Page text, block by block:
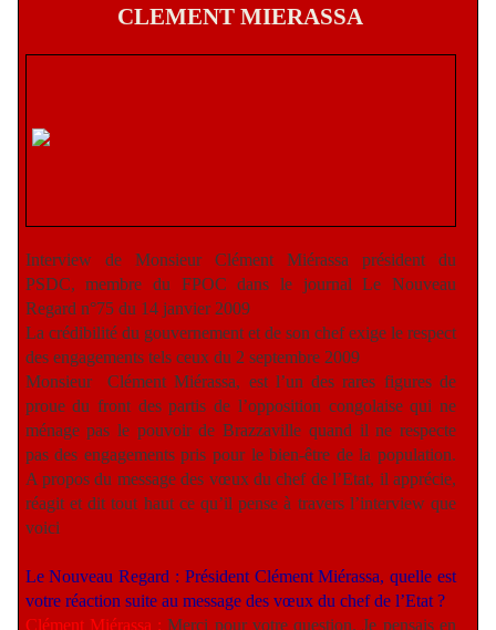
CLEMENT MIERASSA
Interview de Monsieur Clément Miérassa président du
PSDC, membre du FPOC dans le journal Le Nouveau
Regard n°75 du 14 janvier 2009
La crédibilité du gouvernement et de son chef exige le respect
des engagements tels ceux du 2 septembre 2009
Monsieur
Clément Miérassa, est l’un des rares figures de
proue du front des partis de l’opposition congolaise qui ne
ménage pas le pouvoir de Brazzaville quand il ne respecte
pas des engagements pris pour le bien-être de la population.
A propos du message des vœux du chef de l’Etat, il apprécie,
réagit et dit tout haut ce qu’il pense à travers l’interview que
voici
Le Nouveau Regard : Président Clément Miérassa, quelle est
votre réaction suite au message des vœux du chef de l’Etat ?
Clément Miérassa : Merci pour votre question. Je pensais en